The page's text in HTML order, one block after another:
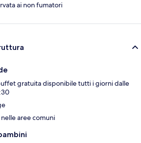
ai non fumatori
gratuita disponibile tutti i giorni dalle
aree comuni